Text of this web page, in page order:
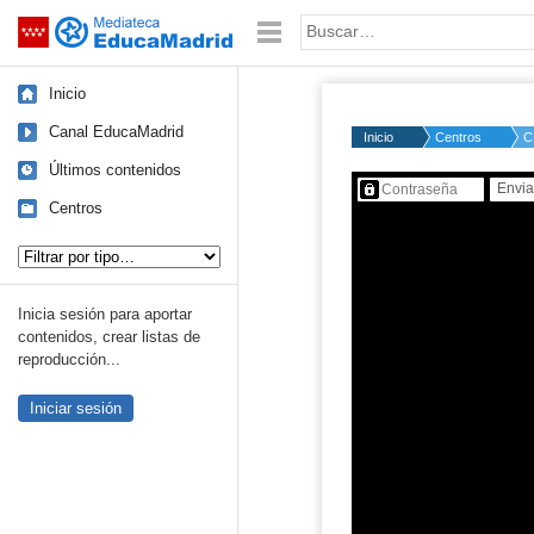
Saltar navegación Palabra o frase:
Inicio
Canal EducaMadrid
Últimos contenidos
Centros
Inicia sesión para aportar
contenidos, crear listas de
reproducción...
Iniciar sesión
Inicio Centros
Contenido protegido…